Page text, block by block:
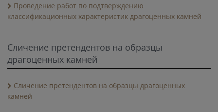
Проведение работ по подтверждению
классификационных характеристик драгоценных камней
Cличение претендентов на образцы
драгоценных камней
Cличение претендентов на образцы драгоценных
камней